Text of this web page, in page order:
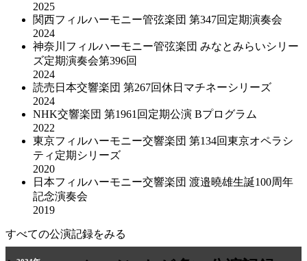
2025
関西フィルハーモニー管弦楽団 第347回定期演奏会
2024
神奈川フィルハーモニー管弦楽団 みなとみらいシリー
ズ定期演奏会第396回
2024
読売日本交響楽団 第267回休日マチネーシリーズ
2024
NHK交響楽団 第1961回定期公演 Bプログラム
2022
東京フィルハーモニー交響楽団 第134回東京オペラシ
ティ定期シリーズ
2020
日本フィルハーモニー交響楽団 渡邉曉雄生誕100周年
記念演奏会
2019
すべての公演記録をみる